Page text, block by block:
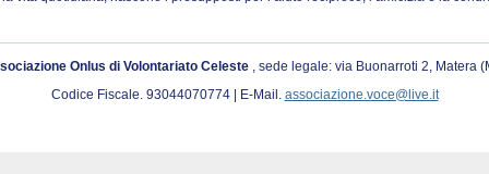
Onlus di Volontariato Celeste , sede legale: via Buonarroti 2, Matera
Codice Fiscale. 93044070774 | E-Mail. associazione.voce@live.it